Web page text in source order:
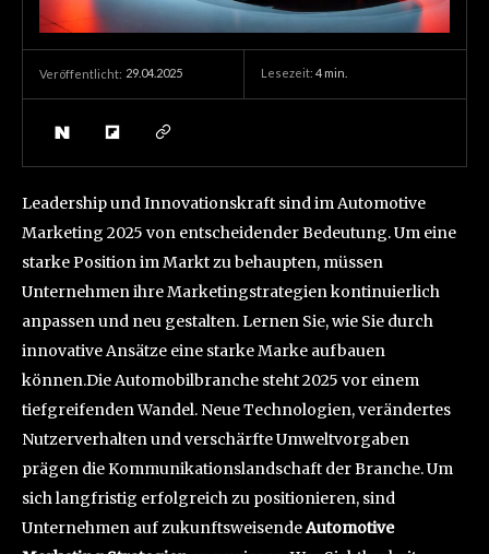
Veröffentlicht: 29.04.2025 Lesezeit: 4 min.
Leadership und Innovationskraft sind im Automotive
Marketing 2025 von entscheidender Bedeutung. Um eine
starke Position im Markt zu behaupten, müssen
Unternehmen ihre Marketingstrategien kontinuierlich
anpassen und neu gestalten. Lernen Sie, wie Sie durch
innovative Ansätze eine starke Marke aufbauen
können.Die Automobilbranche steht 2025 vor einem
tiefgreifenden Wandel. Neue Technologien, verändertes
Nutzerverhalten und verschärfte Umweltvorgaben
prägen die Kommunikationslandschaft der Branche. Um
sich langfristig erfolgreich zu positionieren, sind
Unternehmen auf zukunftsweisendeAutomotive